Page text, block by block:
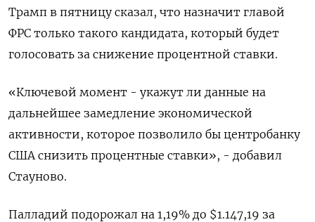
Трамп в пятницу сказал, что назначит главой
ФРС только такого кандидата, который будет
голосовать за снижение процентной ставки.
«Ключевой момент - укажут ли данные на
дальнейшее замедление экономической
активности, которое позволило бы центробанку
США снизить процентные ставки», - добавил
Стауново.
Палладий подорожал на 1,19% до $1.147,19​​ за